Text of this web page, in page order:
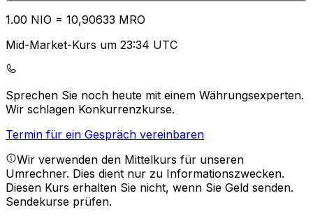
1.00 NIO = 10,90633 MRO
Mid-Market-Kurs um 23:34 UTC
Sprechen Sie noch heute mit einem Währungsexperten.
Wir schlagen Konkurrenzkurse.
Termin für ein Gespräch vereinbaren
Wir verwenden den Mittelkurs für unseren
Umrechner. Dies dient nur zu Informationszwecken.
Diesen Kurs erhalten Sie nicht, wenn Sie Geld senden.
Sendekurse prüfen.